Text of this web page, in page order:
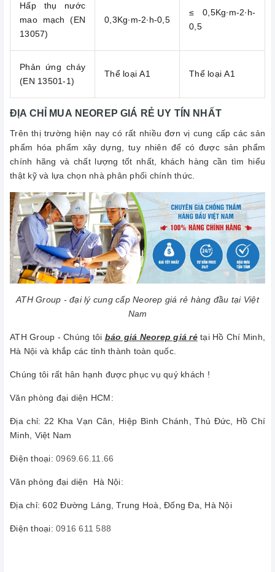
Hấp thụ nước
mao mạch (ΕΝ
13057)
0,3Kg∙m-2∙h-0,5
≤ 0,5Kg∙m-2∙h-
0,5
Phản ứng cháy
(ΕΝ 13501-1)
Thể loại Α1 Thể loại Α1
ĐỊA CHỈ MUA NEOREP GIÁ RẺ UY TÍN NHẤT
Trên thị trường hiện nay có rất nhiều đơn vị cung cấp các sản
phẩm hóa phẩm xây dựng, tuy nhiên để có được sản phẩm
chính hãng và chất lượng tốt nhất, khách hàng cần tìm hiểu
thật kỹ và lựa chọn nhà phân phối chính thức.
ATH Group - đại lý cung cấp Neorep giá rẻ hàng đầu tại Việt
Nam
ATH Group - Chúng tôi báo giá Neorep giá rẻtại Hồ Chí Minh,
Hà Nội và khắp các tỉnh thành toàn quốc.
Chúng tôi rất hân hạnh được phục vụ quý khách !
Văn phòng đại diện HCM:
Địa chỉ: 22 Kha Vạn Cân, Hiệp Bình Chánh, Thủ Đức, Hồ Chí
Minh, Việt Nam
Điện thoại: 0969.66.11.66
Văn phòng đại diện Hà Nội:
Địa chỉ: 602 Đường Láng, Trung Hoà, Đống Đa, Hà Nội
Điện thoại: 0916 611 588